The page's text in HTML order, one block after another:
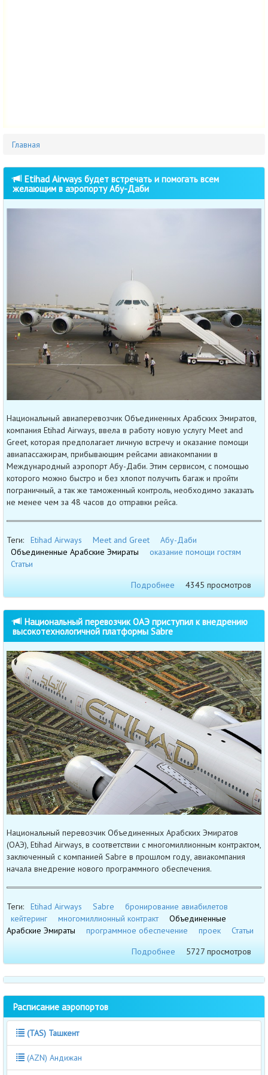
Главная
Etihad Airways будет встречать и помогать всем
желающим в аэропорту Абу-Даби
Национальный авиаперевозчик Объединенных Арабских Эмиратов,
компания Etihad Airways, ввела в работу новую услугу Meet and
Greet, которая предполагает личную встречу и оказание помощи
авиапассажирам, прибывающим рейсами авиакомпании в
Международный аэропорт Абу-Даби. Этим сервисом, с помощью
которого можно быстро и без хлопот получить багаж и пройти
пограничный, а так же таможенный контроль, необходимо заказать
не менее чем за 48 часов до отправки рейса.
Теги: Etihad Airways Meet and Greet
Абу-Даби
Объединенные Арабские Эмираты
оказание помощи гостям
Статьи
Подробнее
4345 просмотров
Национальный перевозчик ОАЭ приступил к внедрению
высокотехнологичной платформы Sabre
Национальный перевозчик Объединенных Арабских Эмиратов
(ОАЭ), Etihad Airways, в соответствии с многомиллионным контрактом,
заключенный с компанией Sabre в прошлом году, авиакомпания
начала внедрение нового программного обеспечения.
Теги: Etihad Airways Sabre
бронирование авиабилетов
кейтеринг
многомиллионный контракт
Объединенные
Арабские Эмираты
программное обеспечение проек
Статьи
Подробнее
5727 просмотров
Расписание аэропортов
(TAS) Ташкент
(AZN) Андижан